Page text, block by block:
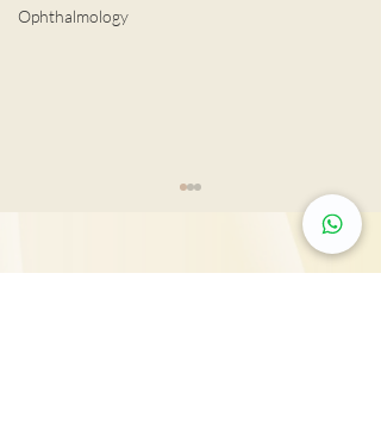
Ophthalmology